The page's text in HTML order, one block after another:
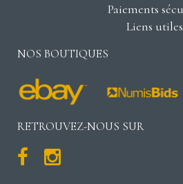
Paiements
Liens utiles
NOS BOUTIQUES
RETROUVEZ-NOUS SUR